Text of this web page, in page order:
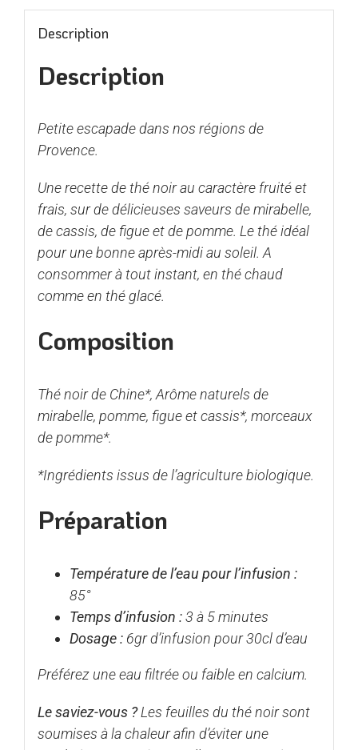
Description
Description
Petite escapade dans nos régions de
Provence.
Une recette de thé noir au caractère fruité et
frais, sur de délicieuses saveurs de mirabelle,
de cassis, de figue et de pomme. Le thé idéal
pour une bonne après-midi au soleil. A
consommer à tout instant, en thé chaud
comme en thé glacé.
Composition
Thé noir de Chine*, Arôme naturels de
mirabelle, pomme, figue et cassis*, morceaux
de pomme*.
*Ingrédients issus de l’agriculture biologique.
Préparation
Température de l’eau pour l’infusion :
85°
Temps d’infusion :3 à 5 minutes
Dosage : 6gr d’infusion pour 30cl d’eau
Préférez une eau filtrée ou faible en calcium.
Le saviez-vous ?Les feuilles du thé noir sont
soumises à la chaleur afin d’éviter une